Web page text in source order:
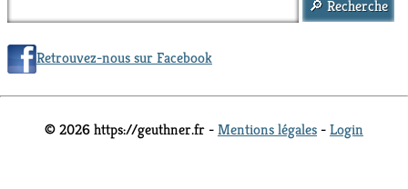
Retrouvez-nous sur Facebook
© 2026 https://geuthner.fr -Mentions légales -Login